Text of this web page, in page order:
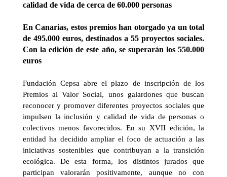
calidad de vida de cerca de 60.000 personas
En Canarias, estos premios han otorgado ya un total
de 495.000 euros, destinados a 55 proyectos sociales.
Con la edición de este año, se superarán los 550.000
euros
Fundación Cepsa abre el plazo de inscripción de los
Premios al Valor Social, unos galardones que buscan
reconocer y promover diferentes proyectos sociales que
impulsen la inclusión y calidad de vida de personas o
colectivos menos favorecidos. En su XVII edición, la
entidad ha decidido ampliar el foco de actuación a las
iniciativas sostenibles que contribuyan a la transición
ecológica. De esta forma, los distintos jurados que
participan valorarán positivamente, aunque no con